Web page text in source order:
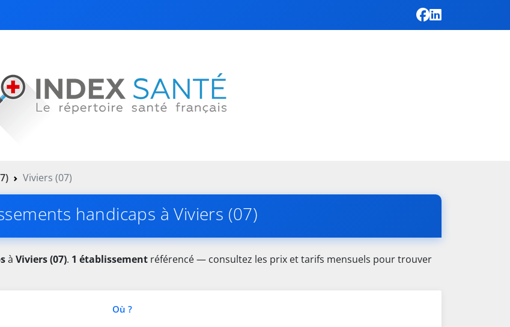
Viviers (07)
handicaps à Viviers (07)
à Viviers (07). 1 établissement référencé — consultez les prix et tarifs mensuels pour trouver
Où ?